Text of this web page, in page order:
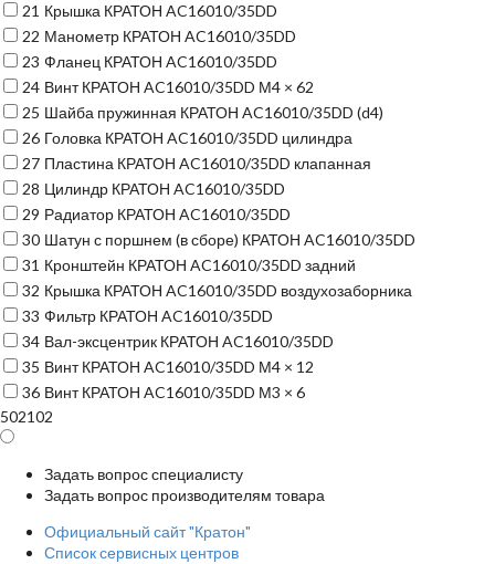
21 Крышка КРАТОН AC16010/35DD
22 Манометр КРАТОН AC16010/35DD
23 Фланец КРАТОН AC16010/35DD
24 Винт КРАТОН AC16010/35DD М4 × 62
25 Шайба пружинная КРАТОН AC16010/35DD (d4)
26 Головка КРАТОН AC16010/35DD цилиндра
27 Пластина КРАТОН AC16010/35DD клапанная
28 Цилиндр КРАТОН AC16010/35DD
29 Радиатор КРАТОН AC16010/35DD
30 Шатун с поршнем (в сборе) КРАТОН AC16010/35DD
31 Кронштейн КРАТОН AC16010/35DD задний
32 Крышка КРАТОН AC16010/35DD воздухозаборника
33 Фильтр КРАТОН AC16010/35DD
34 Вал-эксцентрик КРАТОН AC16010/35DD
35 Винт КРАТОН AC16010/35DD М4 × 12
36 Винт КРАТОН AC16010/35DD М3 × 6
502102
Задать вопрос специалисту
Задать вопрос производителям товара
Официальный сайт "Кратон"
Список сервисных центров